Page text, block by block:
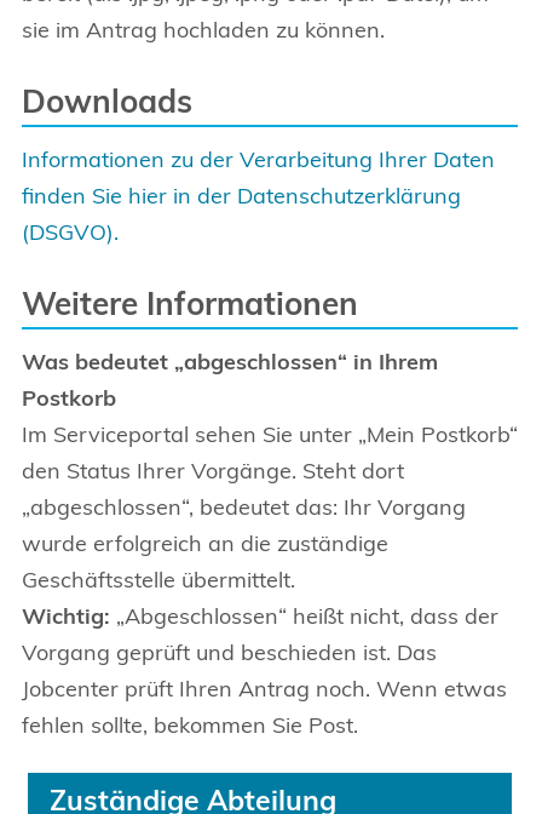
sie im Antrag hochladen zu können.
Downloads
Informationen zu der Verarbeitung Ihrer Daten
finden Sie hier in der Datenschutzerklärung
(DSGVO).
Weitere Informationen
Was bedeutet „abgeschlossen“ in Ihrem
Postkorb
Im Serviceportal sehen Sie unter „Mein Postkorb“
den Status Ihrer Vorgänge. Steht dort
„abgeschlossen“, bedeutet das: Ihr Vorgang
wurde erfolgreich an die zuständige
Geschäftsstelle übermittelt.
Wichtig: „Abgeschlossen“ heißt nicht, dass der
Vorgang geprüft und beschieden ist. Das
Jobcenter prüft Ihren Antrag noch. Wenn etwas
fehlen sollte, bekommen Sie Post.
Zuständige Abteilung